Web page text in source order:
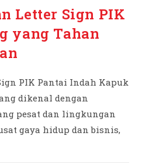
Letter Sign PIK
yang Tahan
PIK Pantai Indah Kapuk
dikenal dengan
pesat dan lingkungan
gaya hidup dan bisnis,